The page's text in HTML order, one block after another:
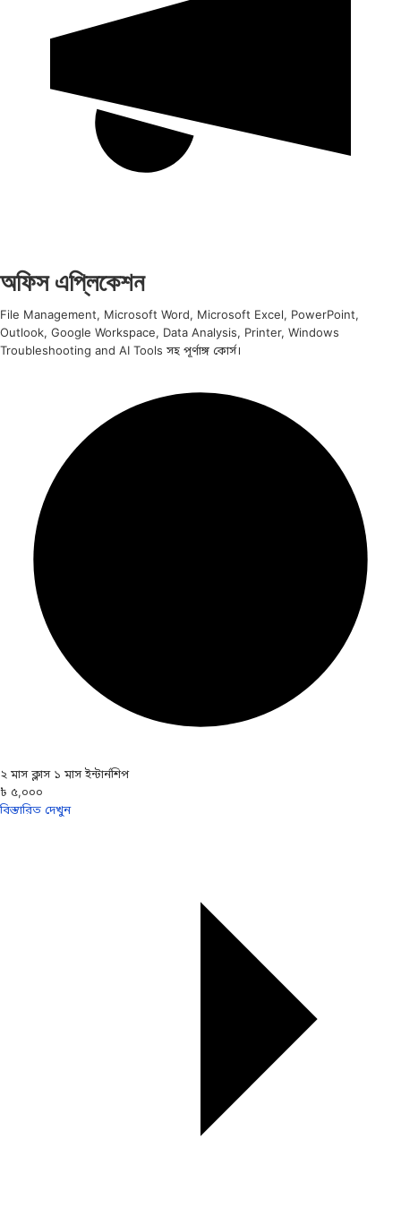
অফিস এপ্লিকেশন
File Management, Microsoft Word, Microsoft Excel, PowerPoint,
Outlook, Google Workspace, Data Analysis, Printer, Windows
Troubleshooting and AI Tools সহ পূর্ণাঙ্গ কোর্স।
২ মাস ক্লাস ১ মাস ইন্টার্নশিপ
৳ ৫,০০০
বিস্তারিত দেখুন